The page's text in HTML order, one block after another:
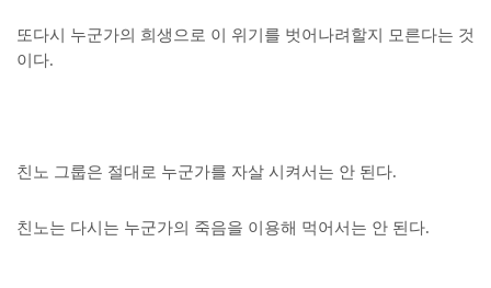
또다시 누군가의 희생으로 이 위기를 벗어나려할지 모른다는 것
이다.
친노 그룹은 절대로 누군가를 자살 시켜서는 안 된다.
친노는 다시는 누군가의 죽음을 이용해 먹어서는 안 된다.